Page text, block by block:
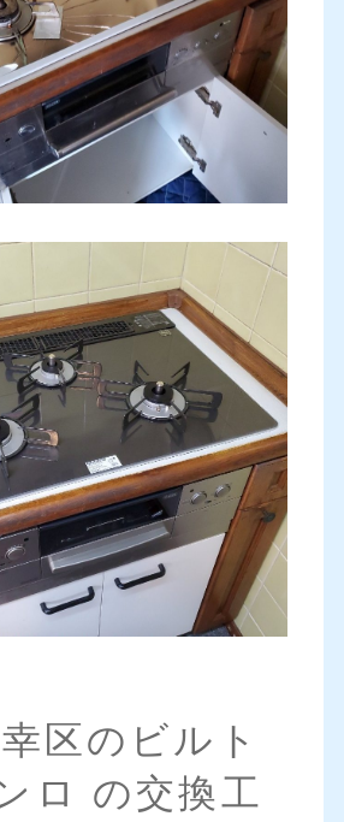
区のビルト
ロ の交換工